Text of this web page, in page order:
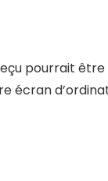
pourrait